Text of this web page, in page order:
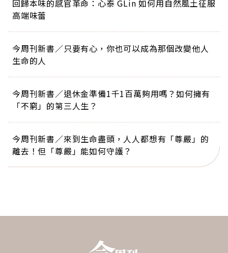
回歸本味的感官革命：心泰 GLin 如何用自然風土征服
高端味蕾
今周刊新書／只要有心，你也可以成為那個改變他人
生命的人
今周刊新書／退休金準備1千1百萬夠用嗎？如何擁有
「不窮」的第三人生？
今周刊新書／來到生命盡頭，人人都想有「尊嚴」的
離去！但「尊嚴」能如何守護？